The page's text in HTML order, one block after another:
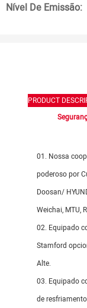
Nível De Emissão:
PRODUCT
01. Nossa
poderoso por
Doosan/
Weichai, MTU,
02. Equipado
Stamford
Alte.
03. Equipado
de